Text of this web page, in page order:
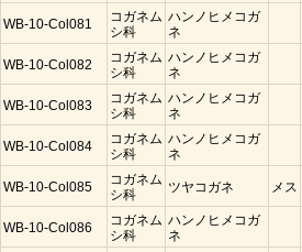
WB-10-Col081
コガネム
シ科
ハンノヒメコガ
ネ
WB-10-Col082
コガネム
シ科
ハンノヒメコガ
ネ
WB-10-Col083
コガネム
シ科
ハンノヒメコガ
ネ
WB-10-Col084
コガネム
シ科
ハンノヒメコガ
ネ
WB-10-Col085
コガネム
シ科
ツヤコガネ メス
WB-10-Col086
コガネム
シ科
ハンノヒメコガ
ネ